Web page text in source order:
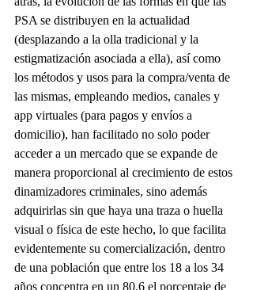
PSA se distribuyen en la actualidad
(desplazando a la olla tradicional y la
estigmatización asociada a ella), así como
los métodos y usos para la compra/venta de
las mismas, empleando medios, canales y
app virtuales (para pagos y envíos a
domicilio), han facilitado no solo poder
acceder a un mercado que se expande de
manera proporcional al crecimiento de estos
dinamizadores criminales, sino además
adquirirlas sin que haya una traza o huella
visual o física de este hecho, lo que facilita
evidentemente su comercialización, dentro
de una población que entre los 18 a los 34
años concentra en un 80.6 el porcentaje de